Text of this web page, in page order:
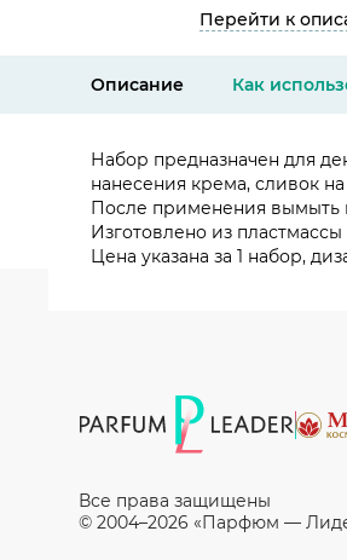
Перейти к
Описание Как
Набор предназначен для
нанесения крема, сливок
После применения вымыть
Изготовлено из
Цена указана за 1 набор,
Все права защищены
© 2004–2026 «Парфюм —